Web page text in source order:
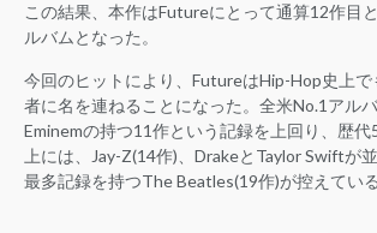
この結果、本作はFutureにとって通算12作目
ルバムとなった。
今回のヒットにより、FutureはHip-Hop史上
者に名を連ねることになった。全米No.1アル
Eminemの持つ11作という記録を上回り、歴
上には、Jay-Z(14作)、DrakeとTaylor Swiftが
最多記録を持つThe Beatles(19作)が控えている